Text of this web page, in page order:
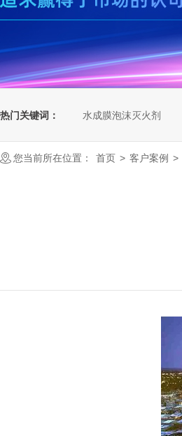
热门关键词： 水成膜泡沫灭火剂
您当前所在位置： 首页 > 客户案例 >